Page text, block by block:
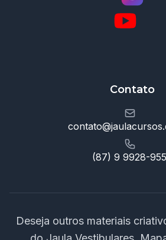
Contato
(87) 9 9928-
Deseja outros materiais